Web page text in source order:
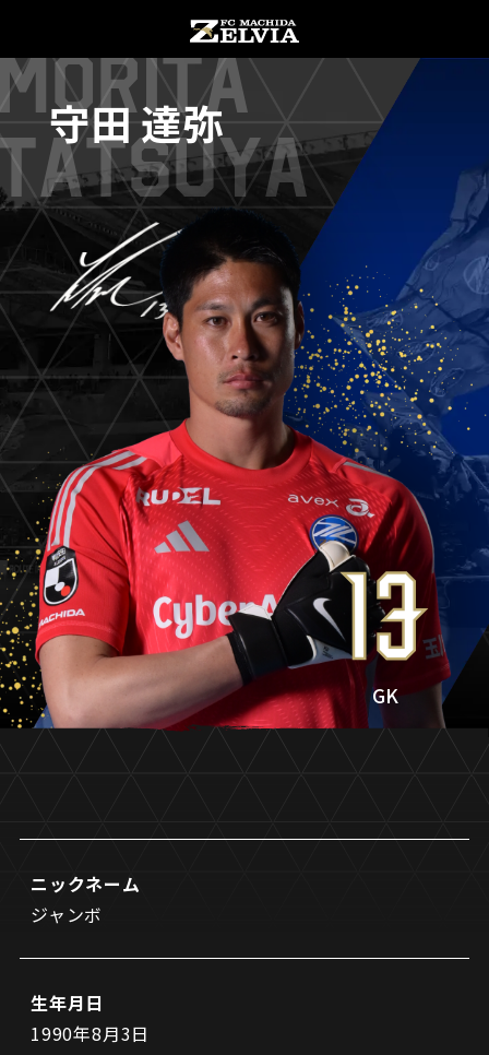
チケット購入 オンラインストア
お知らせ
お知らせトップ
TOPチーム
試合情報
チケット
イベント
ファンクラブ
グッズ
メディア
ホームタウン活動
試合情報
試合情報トップ
試合データ
試合日程・結果
順位表・ゴールランキング
観戦する
観戦するトップ
チケットを買う
チケット購入
チケット購入手順
チケット販売スケジュール
️スタジアムを知る
ビジターサポーターの皆様へ
車イスでの観戦
クラブを知る
クラブを知るトップ
ＦＣ町田ゼルビアについて
選手・スタッフ紹介
ファンになる
ファンになるトップ
ファンクラブ
クラブゼルビスタへの入会
ＦＣ町田ゼルビアをサポート
トレーニングの見学・ファンサービス
ボランティア
三輪緑山ベースを利用
グッズを買う
グッズを買うトップ
ゼルビアアシスト協賛企業一覧
ゼルナビ
ゼル塾
パートナートップ
お問い合わせ
プライバシーポリシー
守田 達弥
13
GK
ニックネーム
ジャンボ
生年月日
1990年8月3日